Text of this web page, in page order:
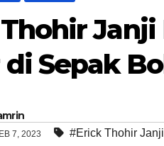
Sepak
7, 2023 #Erick Thohir